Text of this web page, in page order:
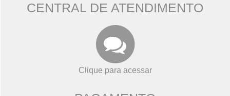
CENTRAL DE ATENDIMENTO
Clique para acessar